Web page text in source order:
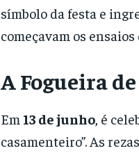
símbolo da festa e
começavam os
A Fogueira
Em 13 de junho, é
casamenteiro”. As